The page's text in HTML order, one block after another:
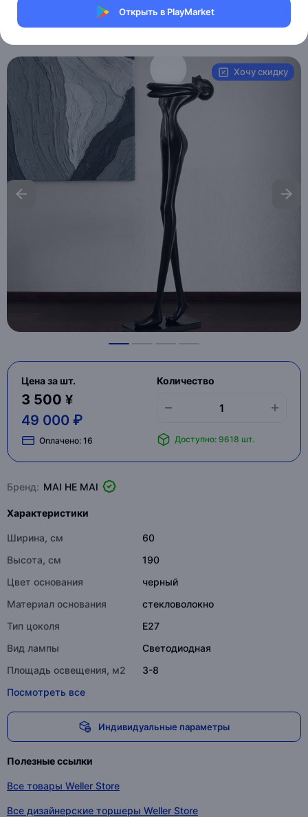
Открыть в PlayMarket
Магазин Weller Store
Хочу скидку
Цена за шт.
3 500 ¥
49 000 ₽
Оплачено: 16
Количество
Доступно: 9618 шт.
Бренд: MAI HE MAI
Характеристики
Ширина, см
60
Высота, см
190
Цвет основания
черный
Материал основания
стекловолокно
Тип цоколя
E27
Вид лампы
Светодиодная
Площадь освещения, м2
3-8
Посмотреть все
Индивидуальные параметры
Полезные ссылки
Все товары Weller Store
Все дизайнерские торшеры Weller Store